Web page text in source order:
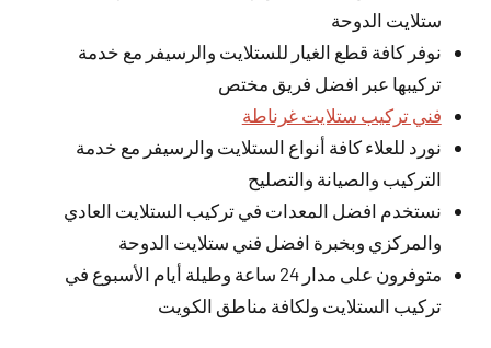
ستلايت الدوحة
نوفر كافة قطع الغيار للستلايت والرسيفر مع خدمة
تركيبها عبر افضل فريق مختص
فني تركيب ستلايت غرناطة
نورد للعلاء كافة أنواع الستلايت والرسيفر مع خدمة
التركيب والصيانة والتصليح
نستخدم افضل المعدات في تركيب الستلايت العادي
والمركزي وبخبرة افضل فني ستلايت الدوحة
متوفرون على مدار 24 ساعة وطيلة أيام الأسبوع في
تركيب الستلايت ولكافة مناطق الكويت